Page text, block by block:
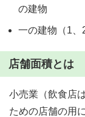
の建物
一の建物（1、
店舗面積とは
小売業（飲食店
ための店舗の用